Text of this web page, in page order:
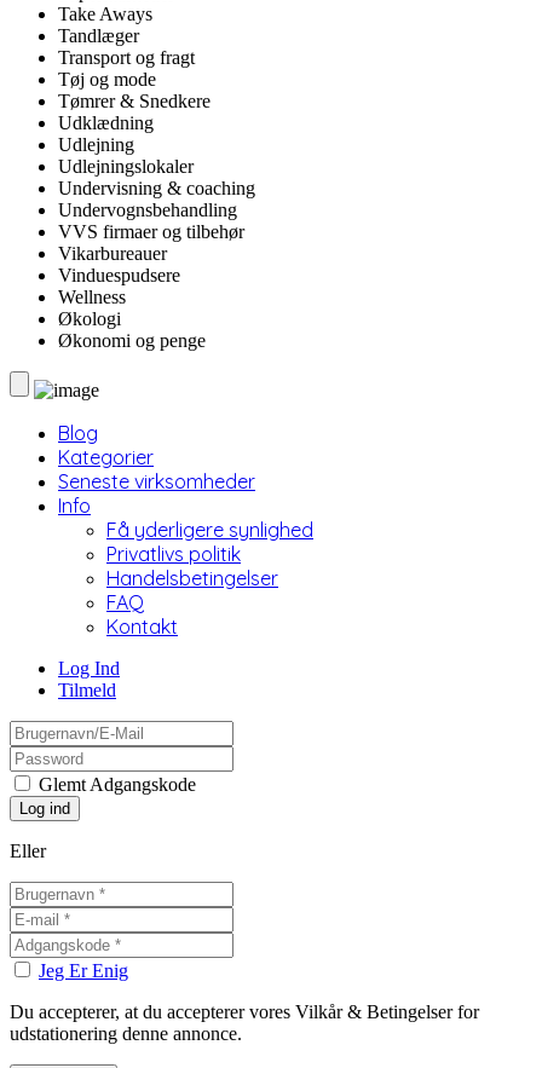
Take Aways
Tandlæger
Transport og fragt
Tøj og mode
Tømrer & Snedkere
Udklædning
Udlejning
Udlejningslokaler
Undervisning & coaching
Undervognsbehandling
VVS firmaer og tilbehør
Vikarbureauer
Vinduespudsere
Wellness
Økologi
Økonomi og penge
Blog
Kategorier
Seneste virksomheder
Info
Få yderligere synlighed
Privatlivs politik
Handelsbetingelser
FAQ
Kontakt
Log Ind
Tilmeld
Glemt Adgangskode
Eller
Jeg Er Enig
Du accepterer, at du accepterer vores Vilkår & Betingelser for
udstationering denne annonce.